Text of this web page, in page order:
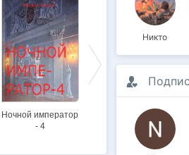
Ночной император
- 4
Ночной император
- 3
Никто